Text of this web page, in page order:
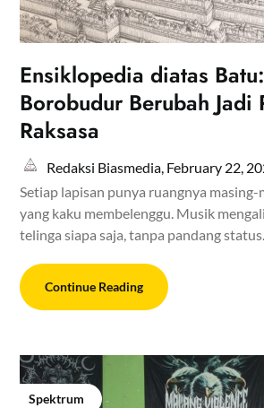
Ensiklopedia diatas
Borobudur Berubah Jadi
Raksasa
Redaksi Biasmedia, February 22,
Setiap lapisan punya ruangnya masing-
yang kaku membelenggu. Musik
telinga siapa saja, tanpa pandang status.
Continue Reading
Spektrum